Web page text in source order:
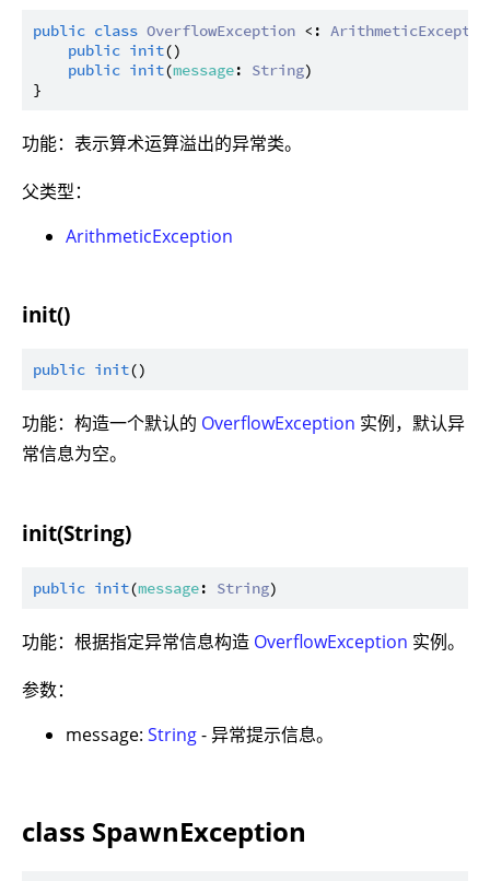
public class OverflowException <:
public init()
public init(message: String)
功能：表示算术运算溢出的异常类。
父类型：
ArithmeticException
init()
public init
功能：构造一个默认的 OverflowException 实例，默认异
常信息为空。
init(String)
public init(message: String
功能：根据指定异常信息构造 OverflowException 实例。
参数：
message: String- 异常提示信息。
class SpawnException